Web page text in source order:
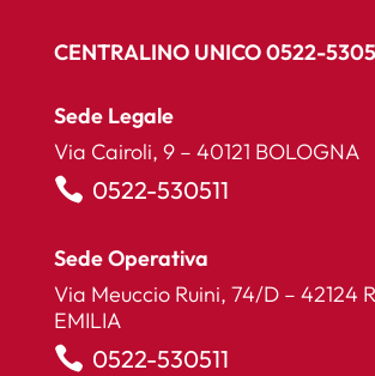
CENTRALINO UNICO 0522-
Sede Legale
Via Cairoli, 9 – 40121 BOLOGNA
 0522-530511
Sede Operativa
Via Meuccio Ruini, 74/D – 42124
EMILIA
 0522-530511